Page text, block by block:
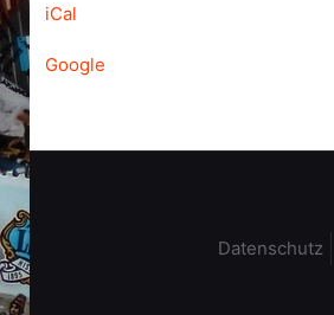
iCal
Google
Datenschutz